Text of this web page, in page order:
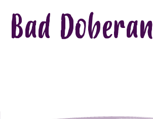
Bad Doberan